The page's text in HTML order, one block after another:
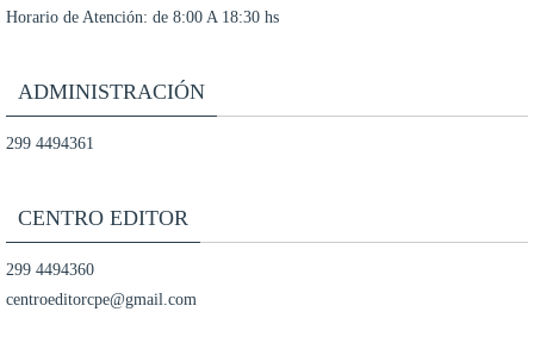
Horario de Atención: de 8:00 A 18:30 hs
ADMINISTRACIÓN
299 4494361
CENTRO EDITOR
299 4494360
centroeditorcpe@gmail.com